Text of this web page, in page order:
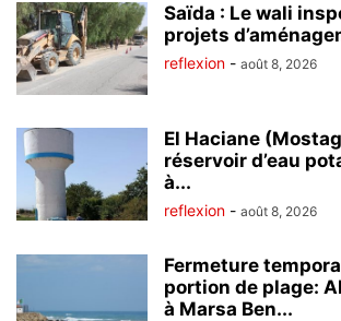
Saïda : Le wali
projets
reflexion - août 8, 2026
El Haciane
réservoir d’eau
à...
reflexion - août 8, 2026
Fermeture
portion de plage:
à Marsa Ben...